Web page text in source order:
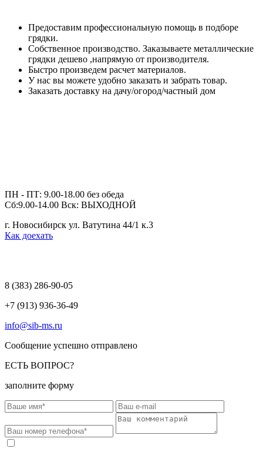
Предоставим профессиональную помощь в подборе
грядки.
Собственное производство. Заказываете металлические
грядки дешево ,напрямую от производителя.
Быстро произведем расчет материалов.
У нас вы можете удобно заказать и забрать товар.
Заказать доставку на дачу/огород/частный дом
ПН - ПТ: 9.00-18.00 без обеда
Сб:9.00-14.00 Вск: ВЫХОДНОЙ
г. Новосибирск ул. Ватутина 44/1 к.3
Как доехать
8 (383) 286-90-05
+7 (913) 936-36-49
info@sib-ms.ru
Сообщение успешно отправлено
ЕСТЬ ВОПРОС?
заполните форму